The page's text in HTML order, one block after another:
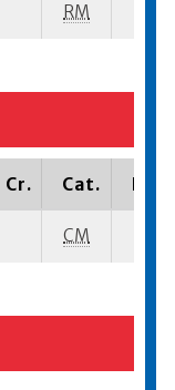
RM
Cr. Cat.
CM